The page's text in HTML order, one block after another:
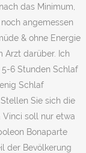
das Minimum,
angemessen
& ohne Energie
Arzt darüber. Ich
6 Stunden Schlaf
Schlaf
Sie sich die
Vinci soll nur etwa
Bonaparte
der Bevölkerung